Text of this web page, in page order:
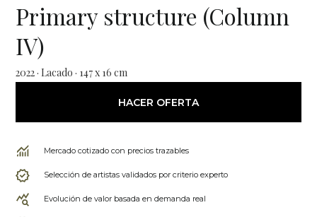
Primary structure (Column
IV)
2022 · Lacado · 147 x 16 cm
HACER OFERTA
Mercado cotizado con precios trazables
Selección de artistas validados por criterio experto
Evolución de valor basada en demanda real